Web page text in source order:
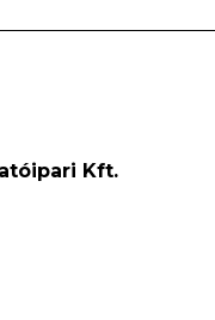
Kft.